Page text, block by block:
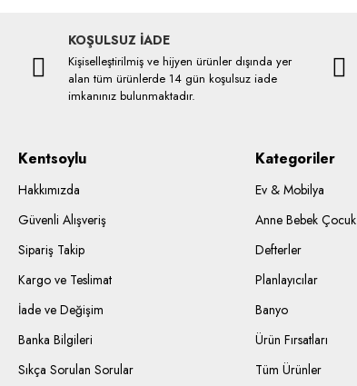
KOŞULSUZ İADE
Kişiselleştirilmiş ve hijyen ürünler dışında yer
alan tüm ürünlerde 14 gün koşulsuz iade
imkanınız bulunmaktadır.
Kentsoylu
Hakkımızda
Güvenli Alışveriş
Sipariş Takip
Kargo ve Teslimat
İade ve Değişim
Banka Bilgileri
Sıkça Sorulan Sorular
Kategoriler
Ev & Mobilya
Anne Bebek Çocuk
Defterler
Planlayıcılar
Banyo
Ürün Fırsatları
Tüm Ürünler